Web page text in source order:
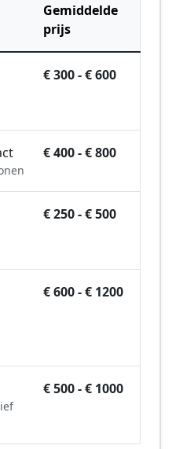
Gemiddelde
prijs
€ 300 - € 600
€ 400 - € 800
€ 250 - € 500
€ 600 - € 1200
€ 500 - € 1000